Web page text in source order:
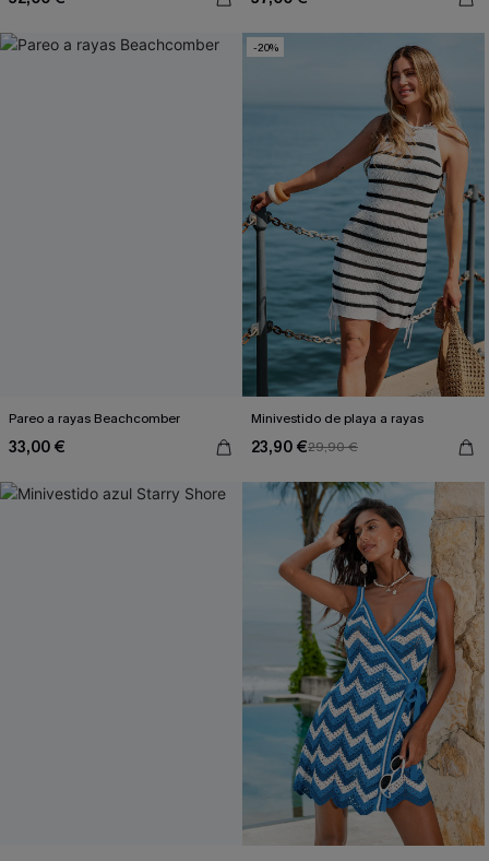
Pareo a rayas Beachcomber
33,00 €
-20%
Minivestido de playa a rayas
23,90 €29,90 €